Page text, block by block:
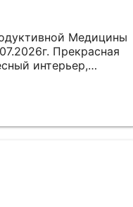
Медицины
Прекрасная
интерьер,
Отдельная
М.М. и
и радушный